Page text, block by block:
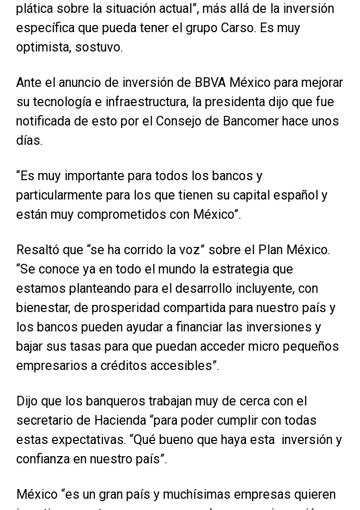
plática sobre la situación actual”, más allá de la inversión
específica que pueda tener el grupo Carso. Es muy
optimista, sostuvo.
Ante el anuncio de inversión de BBVA México para mejorar
su tecnología e infraestructura, la presidenta dijo que fue
notificada de esto por el Consejo de Bancomer hace unos
días.
“Es muy importante para todos los bancos y
particularmente para los que tienen su capital español y
están muy comprometidos con México”.
Resaltó que “se ha corrido la voz” sobre el Plan México.
“Se conoce ya en todo el mundo la estrategia que
estamos planteando para el desarrollo incluyente, con
bienestar, de prosperidad compartida para nuestro país y
los bancos pueden ayudar a financiar las inversiones y
bajar sus tasas para que puedan acceder micro pequeños
empresarios a créditos accesibles”.
Dijo que los banqueros trabajan muy de cerca con el
secretario de Hacienda “para poder cumplir con todas
estas expectativas. “Qué bueno que haya esta inversión y
confianza en nuestro país”.
México “es un gran país y muchísimas empresas quieren